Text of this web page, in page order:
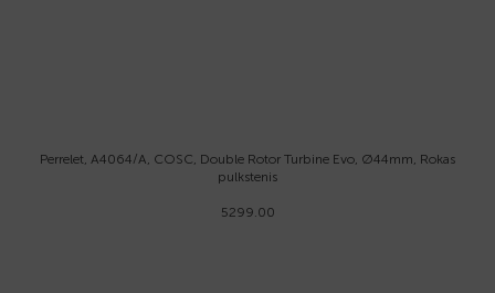
Perrelet, A4064/A, COSC, Double Rotor Turbine Evo, Ø44mm, Rokas
pulkstenis
5299.00